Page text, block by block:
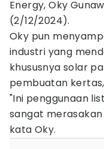
Energy, Oky
(2/12/2024).
Oky pun
industri yang
khususnya solar
pembuatan
"Ini penggunaan
sangat
kata Oky.